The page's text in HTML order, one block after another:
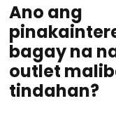
Ano ang
bagay na
outlet
tindahan?